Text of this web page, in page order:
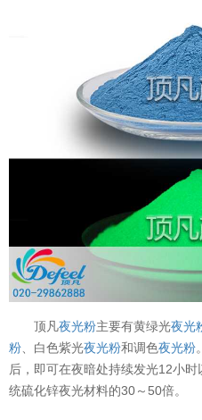
顶凡夜光粉主要有黄绿光夜光
粉、白色紫光夜光粉和调色夜光粉
后，即可在夜暗处持续发光12小
统硫化锌夜光材料的30～50倍。